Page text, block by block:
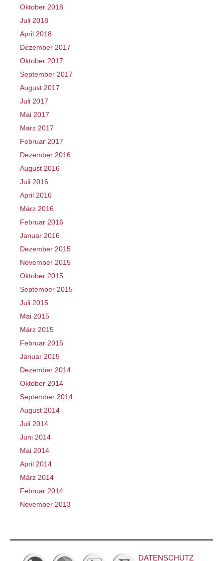
Oktober 2018
Juli 2018
April 2018
Dezember 2017
Oktober 2017
September 2017
August 2017
Juli 2017
Mai 2017
März 2017
Februar 2017
Dezember 2016
August 2016
Juli 2016
April 2016
März 2016
Februar 2016
Januar 2016
Dezember 2015
November 2015
Oktober 2015
September 2015
Juli 2015
Mai 2015
März 2015
Februar 2015
Januar 2015
Dezember 2014
Oktober 2014
September 2014
August 2014
Juli 2014
Juni 2014
Mai 2014
April 2014
März 2014
Februar 2014
November 2013
DATENSCHUTZ